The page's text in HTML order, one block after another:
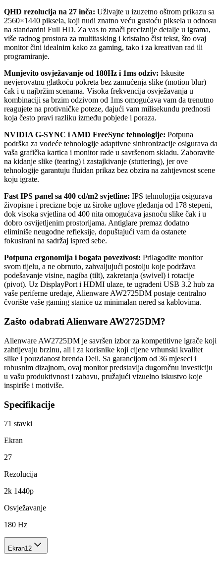
QHD rezolucija na 27 inča: Uživajte u izuzetno oštrom prikazu sa
2560×1440 piksela, koji nudi znatno veću gustoću piksela u odnosu
na standardni Full HD. Za vas to znači preciznije detalje u igrama,
više radnog prostora za multitasking i kristalno čist tekst, što ovaj
monitor čini idealnim kako za gaming, tako i za kreativan rad ili
programiranje.
Munjevito osvježavanje od 180Hz i 1ms odziv: Iskusite
nevjerovatnu glatkoću pokreta bez zamućenja slike (motion blur)
čak i u najbržim scenama. Visoka frekvencija osvježavanja u
kombinaciji sa brzim odzivom od 1ms omogućava vam da trenutno
reagujete na protivničke poteze, dajući vam milisekundu prednosti
koja često pravi razliku između pobjede i poraza.
NVIDIA G-SYNC i AMD FreeSync tehnologije: Potpuna
podrška za vodeće tehnologije adaptivne sinhronizacije osigurava da
vaša grafička kartica i monitor rade u savršenom skladu. Zaboravite
na kidanje slike (tearing) i zastajkivanje (stuttering), jer ove
tehnologije garantuju fluidan prikaz bez obzira na zahtjevnost scene
koju igrate.
Fast IPS panel sa 400 cd/m2 svjetline: IPS tehnologija osigurava
živopisne i precizne boje uz široke uglove gledanja od 178 stepeni,
dok visoka svjetlina od 400 nita omogućava jasnoću slike čak i u
dobro osvijetljenim prostorijama. Antiglare premaz dodatno
eliminiše neugodne refleksije, dopuštajući vam da ostanete
fokusirani na sadržaj ispred sebe.
Potpuna ergonomija i bogata povezivost: Prilagodite monitor
svom tijelu, a ne obrnuto, zahvaljujući postolju koje podržava
podešavanje visine, nagiba (tilt), zakretanja (swivel) i rotacije
(pivot). Uz DisplayPort i HDMI ulaze, te ugrađeni USB 3.2 hub za
vaše periferne uređaje, Alienware AW2725DM postaje centralno
čvorište vaše gaming stanice uz minimalan nered sa kablovima.
Zašto odabrati Alienware AW2725DM?
Alienware AW2725DM je savršen izbor za kompetitivne igrače koji
zahtijevaju brzinu, ali i za korisnike koji cijene vrhunski kvalitet
slike i pouzdanost brenda Dell. Sa garancijom od 36 mjeseci i
robusnim dizajnom, ovaj monitor predstavlja dugoročnu investiciju
u vašu produktivnost i zabavu, pružajući vizuelno iskustvo koje
inspiriše i motiviše.
Specifikacije
71 stavki
Ekran
27
Rezolucija
2k 1440p
Osvježavanje
180 Hz
Ekran12